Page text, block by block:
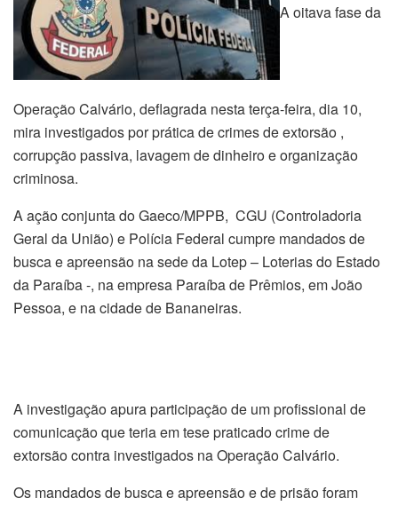
A oitava fase da
Operação Calvário, deflagrada nesta terça-feira, dia 10,
mira investigados por prática de crimes de extorsão ,
corrupção passiva, lavagem de dinheiro e organização
criminosa.
A ação conjunta do Gaeco/MPPB, CGU (Controladoria
Geral da União) e Polícia Federal cumpre mandados de
busca e apreensão na sede da Lotep – Loterias do Estado
da Paraíba -, na empresa Paraíba de Prêmios, em João
Pessoa, e na cidade de Bananeiras.
A investigação apura participação de um profissional de
comunicação que teria em tese praticado crime de
extorsão contra investigados na Operação Calvário.
Os mandados de busca e apreensão e de prisão foram